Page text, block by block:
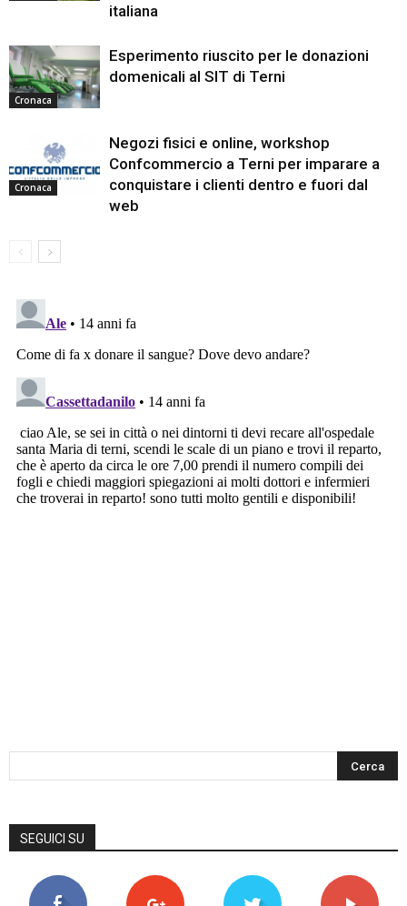
italiana
Cronaca
Esperimento riuscito per le donazioni
domenicali al SIT di Terni
Cronaca
Negozi fisici e online, workshop
Confcommercio a Terni per imparare a
conquistare i clienti dentro e fuori dal
web
SEGUICI SU